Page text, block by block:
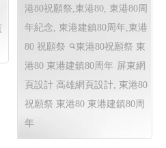
頁設計
2025東港跨年晚會 2026 東
港80祝願祭,東港80, 東港80周
年紀念, 東港建鎮80周年,東港
80 祝願祭
東港80祝願祭 東
港80 東港建鎮80周年 屏東網
頁設計 高雄網頁設計, 東港80